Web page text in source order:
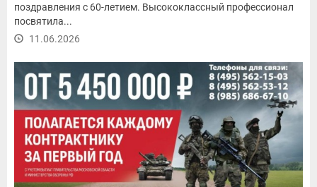
поздравления с 60-летием. Высококлассный профессионал
посвятила...
11.06.2026